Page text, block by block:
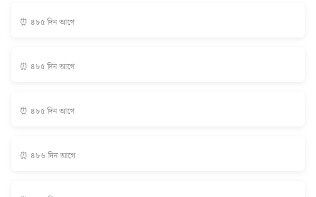
⏰ ৪৮৫ দিন আগে
⏰ ৪৮৫ দিন আগে
⏰ ৪৮৫ দিন আগে
⏰ ৪৮৬ দিন আগে